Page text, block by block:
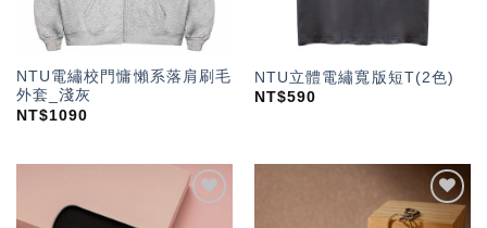
NTU電繡校門慵懶系落肩刷毛
外套_淺灰
NT$1090
NTU立體電繡寬版短T(2色)
NT$590
加入